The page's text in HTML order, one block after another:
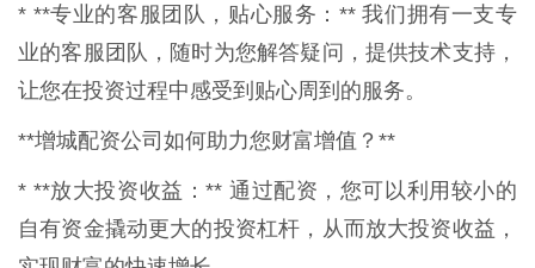
* **专业的客服团队，贴心服务：** 我们拥有一支专
业的客服团队，随时为您解答疑问，提供技术支持，
让您在投资过程中感受到贴心周到的服务。
**增城配资公司如何助力您财富增值？**
* **放大投资收益：** 通过配资，您可以利用较小的
自有资金撬动更大的投资杠杆，从而放大投资收益，